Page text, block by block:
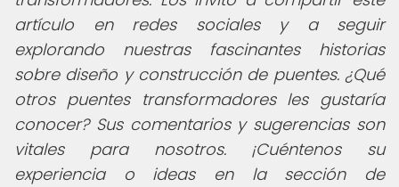
artículo en redes sociales y a seguir
explorando nuestras fascinantes historias
sobre diseño y construcción de puentes. ¿Qué
otros puentes transformadores les gustaría
conocer? Sus comentarios y sugerencias son
vitales para nosotros. ¡Cuéntenos su
experiencia o ideas en la sección de